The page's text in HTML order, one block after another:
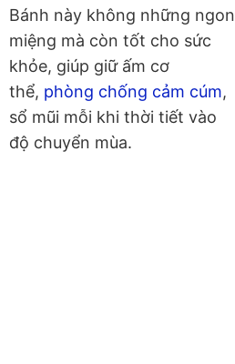
Bánh này không những ngon
miệng mà còn tốt cho sức
khỏe, giúp giữ ấm cơ
thể, phòng chống cảm cúm,
sổ mũi mỗi khi thời tiết vào
độ chuyển mùa.